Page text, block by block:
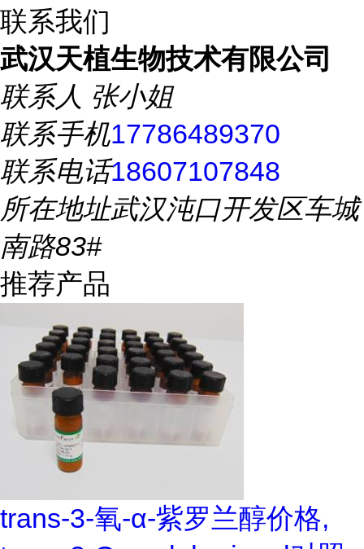
联系我们
武汉天植生物技术有限公司
联系人 张小姐
联系手机17786489370
联系电话18607107848
所在地址武汉沌口开发区车城
南路83#
推荐产品
trans-3-氧-α-紫罗兰醇价格,